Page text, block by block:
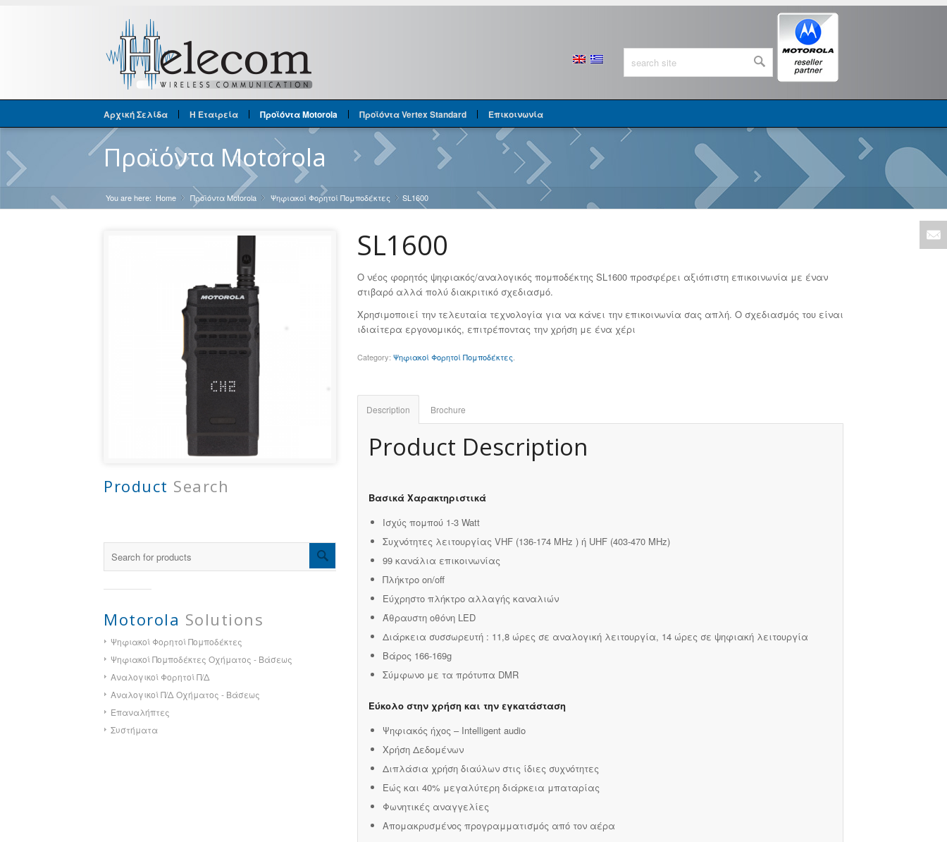
Αρχική Σελίδα Η Εταιρεία Προϊόντα Motorola Προϊόντα Vertex Standard Επικοινωνία
Προϊόντα Motorola
You are here: Home »
Προϊόντα Motorola »
Ψηφιακοί Φορητοί Πομποδέκτες »
SL1600
Product Search
Motorola Solutions
Ψηφιακοί Φορητοί Πομποδέκτες
Ψηφιακοί Πομποδέκτες Οχήματος - Βάσεως
Αναλογικοί Φορητοί Π/Δ
Αναλογικοί Π/Δ Οχήματος - Βάσεως
Επαναλήπτες
Συστήματα
SL1600
Ο νέος φορητός ψηφιακός/αναλογικός πομποδέκτης SL1600 προσφέρει αξιόπιστη επικοινωνία με έναν
στιβαρό αλλά πολύ διακριτικό σχεδιασμό.
Χρησιμοποιεί την τελευταία τεχνολογία για να κάνει την επικοινωνία σας απλή. Ο σχεδιασμός του είναι
ιδιαίτερα εργονομικός, επιτρέποντας την χρήση με ένα χέρι
Category: Ψηφιακοί Φορητοί Πομποδέκτες
Description Brochure
Product Description
Βασικά Χαρακτηριστικά
Ισχύς πομπού 1-3 Watt
Συχνότητες λειτουργίας VHF (136-174 MHz ) ή UHF (403-470 MHz)
99 κανάλια επικοινωνίας
Πλήκτρο on/off
Εύχρηστο πλήκτρο αλλαγής καναλιών
Άθραυστη οθόνη LED
Διάρκεια συσσωρευτή : 11,8 ώρες σε αναλογική λειτουργία, 14 ώρες σε ψηφιακή λειτουργία
Βάρος 166-169g
Σύμφωνο με τα πρότυπα DMR
Εύκολο στην χρήση και την εγκατάσταση
Ψηφιακός ήχος – Intelligent audio
Χρήση Δεδομένων
Διπλάσια χρήση διαύλων στις ίδιες συχνότητες
Εώς και 40% μεγαλύτερη διάρκεια μπαταρίας
Φωνητικές αναγγελίες
Απομακρυσμένος προγραμματισμός από τον αέρα